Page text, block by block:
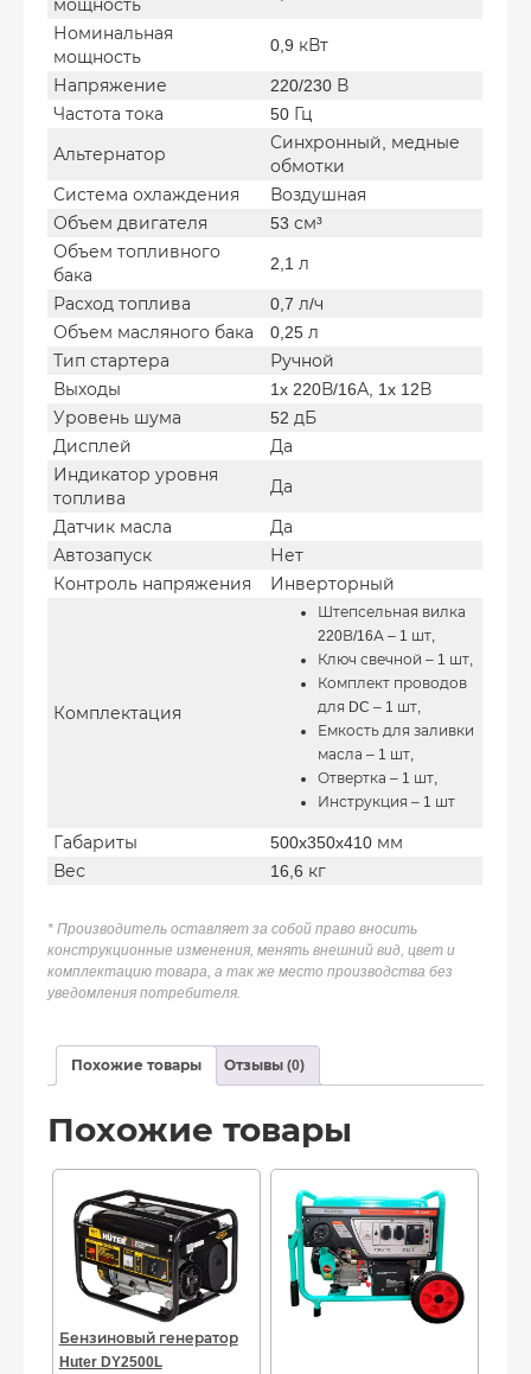
мощность
Номинальная
мощность
0,9 кВт
Напряжение
220/230 В
Частота тока
50 Гц
Альтернатор
Синхронный, медные
обмотки
Система охлаждения
Воздушная
Объем двигателя
53 см³
Объем топливного
бака
2,1 л
Расход топлива
0,7 л/ч
Объем масляного бака
0,25 л
Тип стартера
Ручной
Выходы
1x 220В/16А, 1x 12В
Уровень шума
52 дБ
Дисплей
Да
Индикатор уровня
топлива
Да
Датчик масла
Да
Автозапуск
Нет
Контроль напряжения
Инверторный
Комплектация
Штепсельная вилка
220В/16А – 1 шт,
Ключ свечной – 1 шт,
Комплект проводов
для DC – 1 шт,
Емкость для заливки
масла – 1 шт,
Отвертка – 1 шт,
Инструкция – 1 шт
Габариты
500x350x410 мм
Вес
16,6 кг
* Производитель оставляет за собой право вносить
конструкционные изменения, менять внешний вид, цвет и
комплектацию товара, а так же место производства без
уведомления потребителя.
Похожие товары Отзывы (0)
Похожие товары
Бензиновый генератор
Huter DY2500L